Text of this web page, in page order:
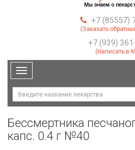
+7 (85557)
(Заказать
+7 (939)
(Написать в
Toggle
navigation
Бессмертника
капс. 0.4 г №40